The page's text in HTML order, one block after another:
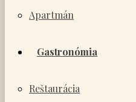
Apartmán
Gastronómia
Reštaurácia